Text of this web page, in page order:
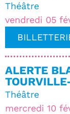
vendredi 05
Théâtre
mercredi 10
ALERTE
Théâtre